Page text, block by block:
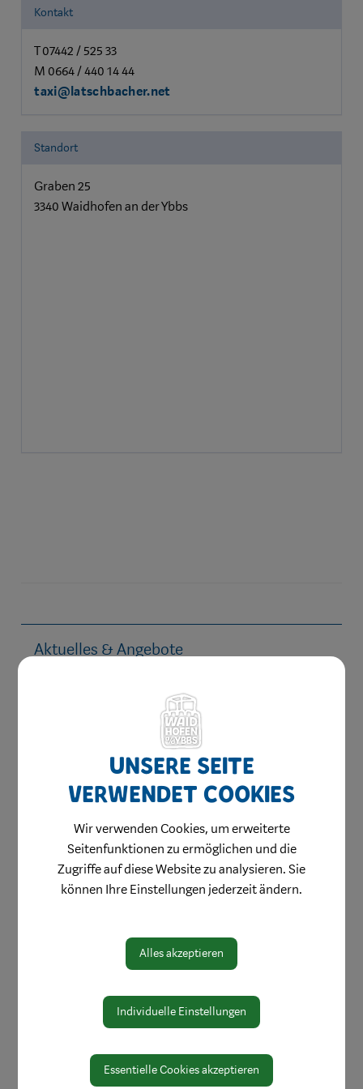
Kontakt
T 07442 / 525 33
M 0664 / 440 14 44
taxi@latschbacher.net
Standort
Graben 25
3340 Waidhofen an der Ybbs
Aktuelles & Angebote
Weihnachtsgewinnspiel
Innenstadtbroschüre
Einkaufen
Genießen
Wohnen & Werken
Wohlfühlen
Märkte besuchen
Direktvermarkter
Einkaufsnacht
Unsere Seite
verwendet Cookies
Wir verwenden Cookies, um erweiterte
Seitenfunktionen zu ermöglichen und die
Zugriffe auf diese Website zu analysieren. Sie
können Ihre Einstellungen jederzeit ändern.
Alles akzeptieren
Individuelle Einstellungen
Essentielle Cookies akzeptieren